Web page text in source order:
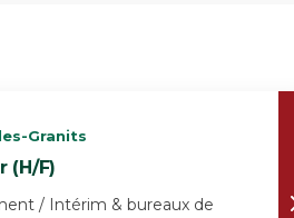
Granits
(H/F)
/ Intérim & bureaux de